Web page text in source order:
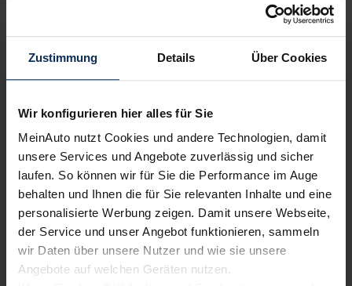
Zustimmung Details Über Cookies
Wir konfigurieren hier alles für Sie
MeinAuto nutzt Cookies und andere Technologien, damit
unsere Services und Angebote zuverlässig und sicher
laufen. So können wir für Sie die Performance im Auge
behalten und Ihnen die für Sie relevanten Inhalte und eine
personalisierte Werbung zeigen. Damit unsere Webseite,
der Service und unser Angebot funktionieren, sammeln
wir Daten über unsere Nutzer und wie sie unsere
Angebote auf welchen Geräten nutzen.
Volle Herstellergarantie
Nur deutsche Neuwagen,keine EU-Reimporte
Alle Zahlungsarten:Barkauf, Finanzierung, Leasing